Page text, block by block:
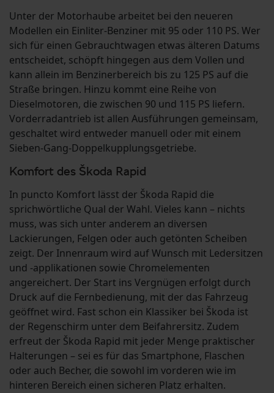
Unter der Motorhaube arbeitet bei den neueren
Modellen ein Einliter-Benziner mit 95 oder 110 PS. Wer
sich für einen Gebrauchtwagen etwas älteren Datums
entscheidet, schöpft hingegen aus dem Vollen und
kann allein im Benzinerbereich bis zu 125 PS auf die
Straße bringen. Hinzu kommt eine Reihe von
Dieselmotoren, die zwischen 90 und 115 PS liefern.
Vorderradantrieb ist allen Ausführungen gemeinsam,
geschaltet wird entweder manuell oder mit einem
Sieben-Gang-Doppelkupplungsgetriebe.
Komfort des Škoda Rapid
In puncto Komfort lässt der Škoda Rapid die
sprichwörtliche Qual der Wahl. Vieles kann – nichts
muss, was sich unter anderem an diversen
Lackierungen, Felgen oder auch getönten Scheiben
zeigt. Der Innenraum wird auf Wunsch mit Ledersitzen
und -applikationen sowie Chromelementen
angereichert. Der Start ins Vergnügen erfolgt durch
Druck auf die Fernbedienung, mit der das Fahrzeug
geöffnet wird. Fast schon ein Klassiker bei Škoda ist
der Regenschirm unter dem Beifahrersitz. Zudem
erfreut der Škoda Rapid mit jeder Menge praktischer
Halterungen – sei es für das Smartphone, Flaschen
oder auch Becher, die sowohl im vorderen wie im
hinteren Bereich einen sicheren Platz erhalten.